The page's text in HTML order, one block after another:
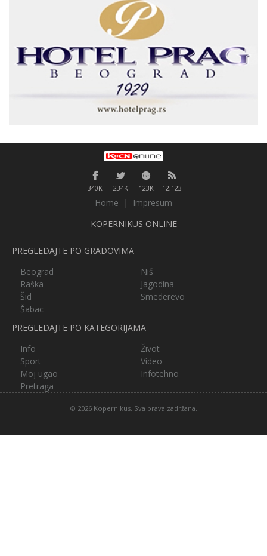
340K 234K 123K 12,123
Home |
Impresum
KOPERNIKUS ONLINE
PREGLEDAJTE PO GRADOVIMA
Beograd
Niš
Raška
Jagodina
Šid
Smederevo
Šabac
PREGLEDAJTE PO KATEGORIJAMA
Info
Život
Sport
Video
Moj ugao
Infotehno
Pretraga
© 2026 Kopernikus. Sva prava zadržana.